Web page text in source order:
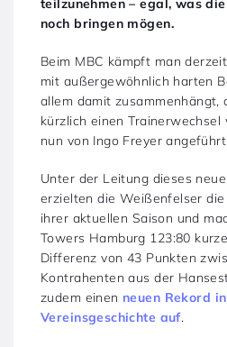
teilzunehmen – egal, was
noch bringen mögen.
Beim MBC kämpft man
mit außergewöhnlich harten
allem damit zusammenhängt,
kürzlich einen Trainerwechsel
nun von Ingo Freyer
Unter der Leitung dieses
erzielten die Weißenfelser
ihrer aktuellen Saison und
Towers Hamburg 123:80
Differenz von 43 Punkten
Kontrahenten aus der
zudem einen neuen Rekord
Vereinsgeschichte auf.